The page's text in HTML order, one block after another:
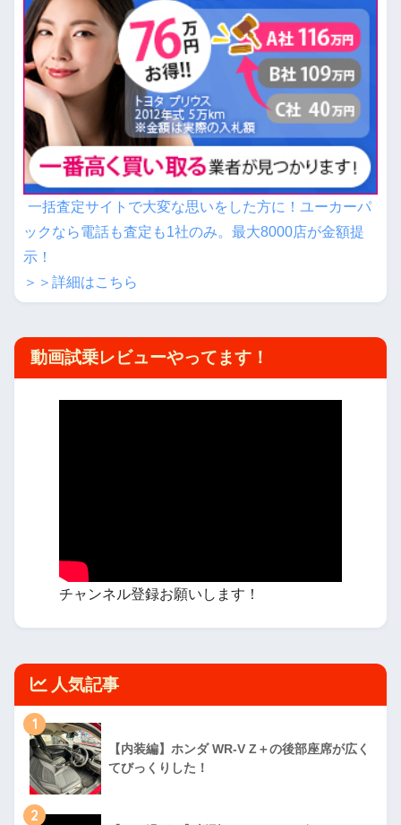
一括査定サイトで大変な思いをした方に！ユーカーパ
ックなら電話も査定も1社のみ。最大8000店が金額提
示！
＞＞詳細はこちら
動画試乗レビューやってます！
チャンネル登録お願いします！
人気記事
1
【内装編】ホンダ WR-V Z＋の後部座席が広く
てびっくりした！
2